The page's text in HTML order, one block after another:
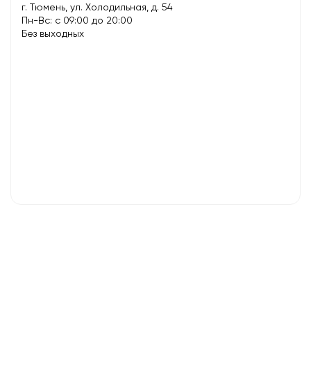
г. Тюмень, ул. Холодильная, д. 54
Пн-Вс: с 09:00 до 20:00
Без выходных